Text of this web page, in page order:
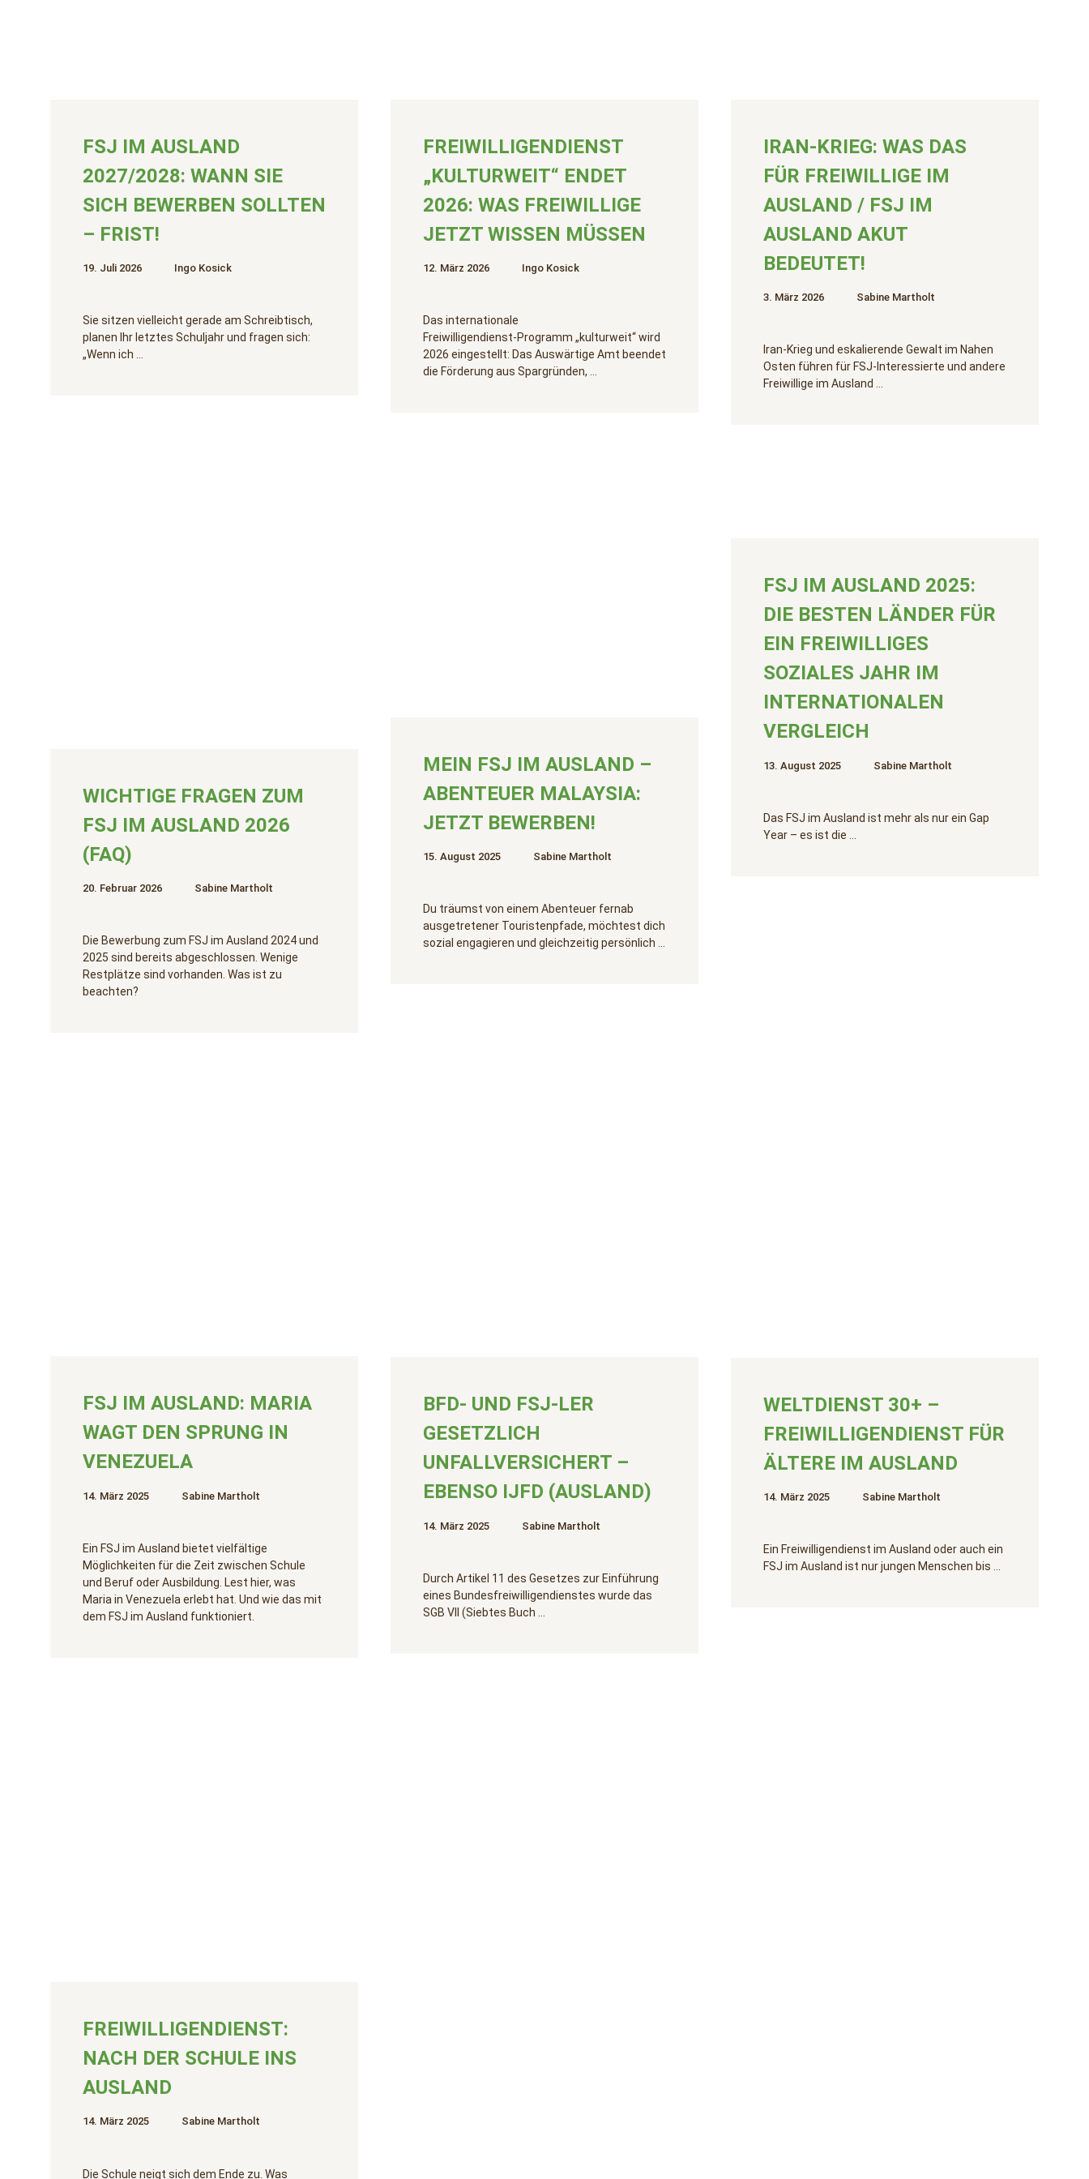
FSJ IM AUSLAND
2027/2028: WANN SIE
SICH BEWERBEN SOLLTEN
– FRIST!
19. Juli 2026 Ingo Kosick
Sie sitzen vielleicht gerade am Schreibtisch,
planen Ihr letztes Schuljahr und fragen sich:
„Wenn ich …
FREIWILLIGENDIENST
„KULTURWEIT“ ENDET
2026: WAS FREIWILLIGE
JETZT WISSEN MÜSSEN
12. März 2026 Ingo Kosick
Das internationale
Freiwilligendienst‑Programm „kulturweit“ wird
2026 eingestellt: Das Auswärtige Amt beendet
die Förderung aus Spargründen, …
IRAN-KRIEG: WAS DAS
FÜR FREIWILLIGE IM
AUSLAND / FSJ IM
AUSLAND AKUT
BEDEUTET!
3. März 2026 Sabine Martholt
Iran-Krieg und eskalierende Gewalt im Nahen
Osten führen für FSJ-Interessierte und andere
Freiwillige im Ausland …
WICHTIGE FRAGEN ZUM
FSJ IM AUSLAND 2026
(FAQ)
20. Februar 2026 Sabine Martholt
Die Bewerbung zum FSJ im Ausland 2024 und
2025 sind bereits abgeschlossen. Wenige
Restplätze sind vorhanden. Was ist zu
beachten?
MEIN FSJ IM AUSLAND –
ABENTEUER MALAYSIA:
JETZT BEWERBEN!
15. August 2025 Sabine Martholt
Du träumst von einem Abenteuer fernab
ausgetretener Touristenpfade, möchtest dich
sozial engagieren und gleichzeitig persönlich …
FSJ IM AUSLAND 2025:
DIE BESTEN LÄNDER FÜR
EIN FREIWILLIGES
SOZIALES JAHR IM
INTERNATIONALEN
VERGLEICH
13. August 2025 Sabine Martholt
Das FSJ im Ausland ist mehr als nur ein Gap
Year – es ist die …
FSJ IM AUSLAND: MARIA
WAGT DEN SPRUNG IN
VENEZUELA
14. März 2025 Sabine Martholt
Ein FSJ im Ausland bietet vielfältige
Möglichkeiten für die Zeit zwischen Schule
und Beruf oder Ausbildung. Lest hier, was
Maria in Venezuela erlebt hat. Und wie das mit
dem FSJ im Ausland funktioniert.
BFD- UND FSJ-LER
GESETZLICH
UNFALLVERSICHERT –
EBENSO IJFD (AUSLAND)
14. März 2025 Sabine Martholt
Durch Artikel 11 des Gesetzes zur Einführung
eines Bundesfreiwilligendienstes wurde das
SGB VII (Siebtes Buch …
WELTDIENST 30+ –
FREIWILLIGENDIENST FÜR
ÄLTERE IM AUSLAND
14. März 2025 Sabine Martholt
Ein Freiwilligendienst im Ausland oder auch ein
FSJ im Ausland ist nur jungen Menschen bis …
FREIWILLIGENDIENST:
NACH DER SCHULE INS
AUSLAND
14. März 2025 Sabine Martholt
Die Schule neigt sich dem Ende zu. Was